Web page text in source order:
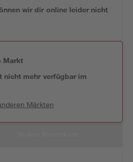
wir dir online leider nicht
Markt
nicht mehr verfügbar im
Märkten